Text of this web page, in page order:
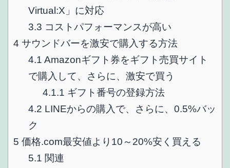
Virtual:X」に対応
3.3 コストパフォーマンスが高い
4 サウンドバーを激安で購入する方法
4.1 Amazonギフト券をギフト売買サイト
で購入して、さらに、激安で買う
4.1.1 ギフト番号の登録方法
4.2 LINEからの購入で、さらに、0.5%バッ
ク
5 価格.com最安値より10～20%安く買える
5.1 関連